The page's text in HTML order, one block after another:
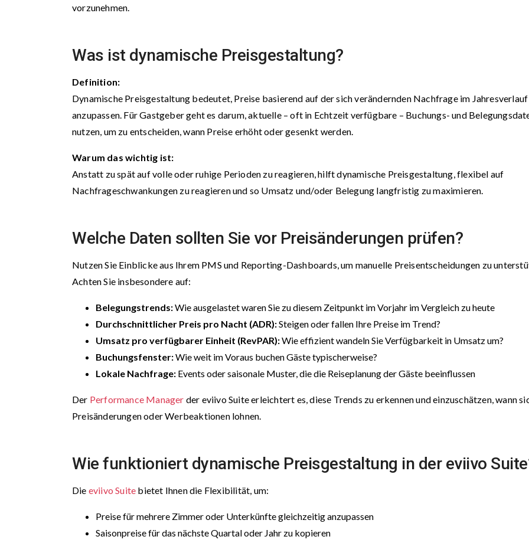
vorzunehmen.
Was ist dynamische Preisgestaltung?
Definition:
Dynamische Preisgestaltung bedeutet, Preise basierend auf der sich verändernden Nachfrage im Jahresverlauf
anzupassen. Für Gastgeber geht es darum, aktuelle – oft in Echtzeit verfügbare – Buchungs- und
nutzen, um zu entscheiden, wann Preise erhöht oder gesenkt werden.
Warum das wichtig ist:
Anstatt zu spät auf volle oder ruhige Perioden zu reagieren, hilft dynamische Preisgestaltung, flexibel auf
Nachfrageschwankungen zu reagieren und so Umsatz und/oder Belegung langfristig zu maximieren.
Welche Daten sollten Sie vor Preisänderungen prüfen?
Nutzen Sie Einblicke aus Ihrem PMS und Reporting-Dashboards, um manuelle Preisentscheidungen zu
Achten Sie insbesondere auf:
Belegungstrends:Wie ausgelastet waren Sie zu diesem Zeitpunkt im Vorjahr im Vergleich zu heute
Durchschnittlicher Preis pro Nacht (ADR):Steigen oder fallen Ihre Preise im Trend?
Umsatz pro verfügbarer Einheit (RevPAR):Wie effizient wandeln Sie Verfügbarkeit in Umsatz um?
Buchungsfenster:Wie weit im Voraus buchen Gäste typischerweise?
Lokale Nachfrage: Events oder saisonale Muster, die die Reiseplanung der Gäste beeinflussen
Der Performance Manager der eviivo Suite erleichtert es, diese Trends zu erkennen und einzuschätzen, wann
Preisänderungen oder Werbeaktionen lohnen.
Wie funktioniert dynamische Preisgestaltung in der eviivo
Die eviivo Suite bietet Ihnen die Flexibilität, um:
Preise für mehrere Zimmer oder Unterkünfte gleichzeitig anzupassen
Saisonpreise für das nächste Quartal oder Jahr zu kopieren